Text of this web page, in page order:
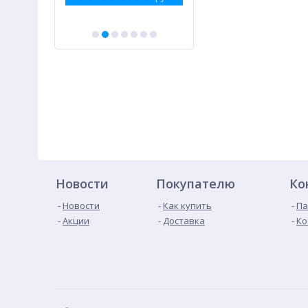
Новости
Новости
Акции
Покупателю
Как купить
Доставка